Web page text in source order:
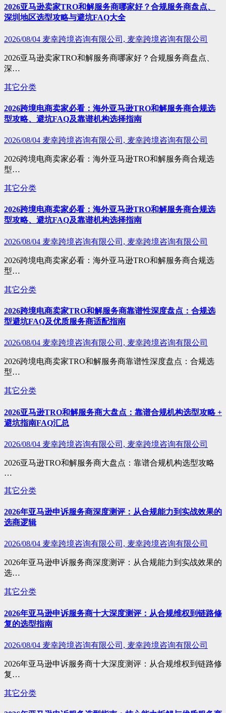
2026亚马逊卖家TRO和解服务商哪家好？合规服务商盘点、
深圳地区选型攻略与避坑FAQ大全
2026/08/04 麦幸跨境咨询有限公司, 麦幸跨境咨询有限公司
2026亚马逊卖家TRO和解服务商哪家好？合规服务商盘点、
深…
其它分类
2026跨境电商卖家必看：海外亚马逊TRO和解服务商合规选
型攻略、避坑FAQ及靠谱机构选择指南
2026/08/04 麦幸跨境咨询有限公司, 麦幸跨境咨询有限公司
2026跨境电商卖家必看：海外亚马逊TRO和解服务商合规选
型…
其它分类
2026跨境电商卖家必看：海外亚马逊TRO和解服务商合规选
型攻略、避坑FAQ及靠谱机构选择指南
2026/08/04 麦幸跨境咨询有限公司, 麦幸跨境咨询有限公司
2026跨境电商卖家必看：海外亚马逊TRO和解服务商合规选
型…
其它分类
2026跨境电商卖家TRO和解服务商靠谱性深度盘点：合规选
型避坑FAQ及优质服务商适配指南
2026/08/04 麦幸跨境咨询有限公司, 麦幸跨境咨询有限公司
2026跨境电商卖家TRO和解服务商靠谱性深度盘点：合规选
型…
其它分类
2026亚马逊TRO和解服务商大盘点：靠谱合规机构选型攻略 +
避坑指南FAQ汇总
2026/08/04 麦幸跨境咨询有限公司, 麦幸跨境咨询有限公司
2026亚马逊TRO和解服务商大盘点：靠谱合规机构选型攻略
…
其它分类
2026年亚马逊申诉服务商深度测评：从合规能力到实战效果的
选商逻辑
2026/08/04 麦幸跨境咨询有限公司, 麦幸跨境咨询有限公司
2026年亚马逊申诉服务商深度测评：从合规能力到实战效果的
选…
其它分类
2026年亚马逊申诉服务商十大深度测评：从合规维权到链路修
复的选型指南
2026/08/04 麦幸跨境咨询有限公司, 麦幸跨境咨询有限公司
2026年亚马逊申诉服务商十大深度测评：从合规维权到链路修
复…
其它分类